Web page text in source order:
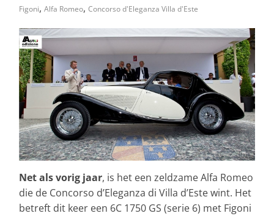
Figoni, Alfa Romeo, Concorso d'Eleganza Villa d'Este
Net als vorig jaar, is het een zeldzame Alfa Romeo
die de Concorso d’Eleganza di Villa d’Este wint. Het
betreft dit keer een 6C 1750 GS (serie 6) met Figoni